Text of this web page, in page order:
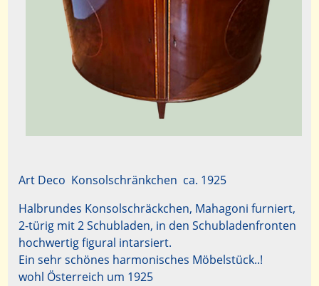
Art Deco Konsolschränkchen ca. 1925
Halbrundes Konsolschräckchen, Mahagoni furniert,
2-türig mit 2 Schubladen, in den Schubladenfronten
hochwertig figural intarsiert.
Ein sehr schönes harmonisches Möbelstück..!
wohl Österreich um 1925